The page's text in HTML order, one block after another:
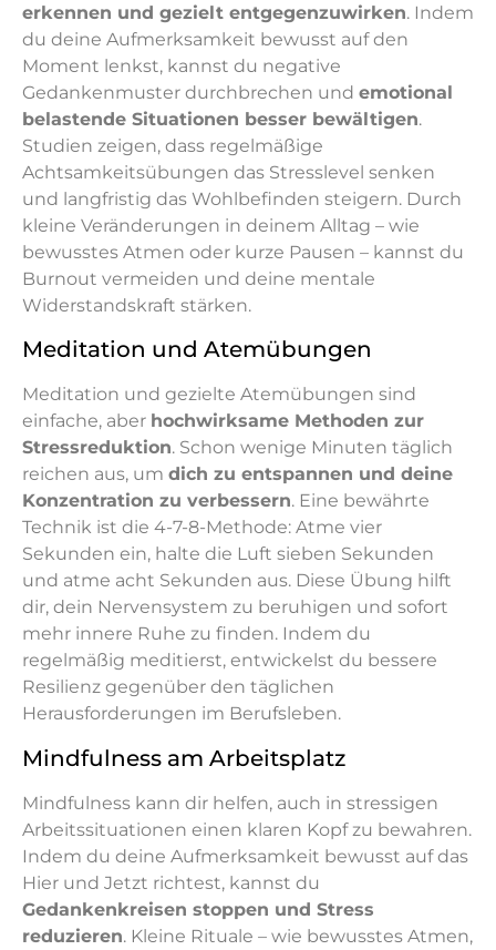
erkennen und gezielt entgegenzuwirken. Indem
du deine Aufmerksamkeit bewusst auf den
Moment lenkst, kannst du negative
Gedankenmuster durchbrechen und emotional
belastende Situationen besser bewältigen.
Studien zeigen, dass regelmäßige
Achtsamkeitsübungen das Stresslevel senken
und langfristig das Wohlbefinden steigern. Durch
kleine Veränderungen in deinem Alltag – wie
bewusstes Atmen oder kurze Pausen – kannst du
Burnout vermeiden und deine mentale
Widerstandskraft stärken.
Meditation und Atemübungen
Meditation und gezielte Atemübungen sind
einfache, aber hochwirksame Methoden zur
Stressreduktion. Schon wenige Minuten täglich
reichen aus, um dich zu entspannen und deine
Konzentration zu verbessern. Eine bewährte
Technik ist die 4-7-8-Methode: Atme vier
Sekunden ein, halte die Luft sieben Sekunden
und atme acht Sekunden aus. Diese Übung hilft
dir, dein Nervensystem zu beruhigen und sofort
mehr innere Ruhe zu finden. Indem du
regelmäßig meditierst, entwickelst du bessere
Resilienz gegenüber den täglichen
Herausforderungen im Berufsleben.
Mindfulness am Arbeitsplatz
Mindfulness kann dir helfen, auch in stressigen
Arbeitssituationen einen klaren Kopf zu bewahren.
Indem du deine Aufmerksamkeit bewusst auf das
Hier und Jetzt richtest, kannst du
Gedankenkreisen stoppen und Stress
reduzieren. Kleine Rituale – wie bewusstes Atmen,